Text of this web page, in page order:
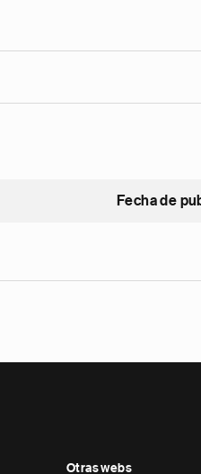
Fecha de
Otras webs